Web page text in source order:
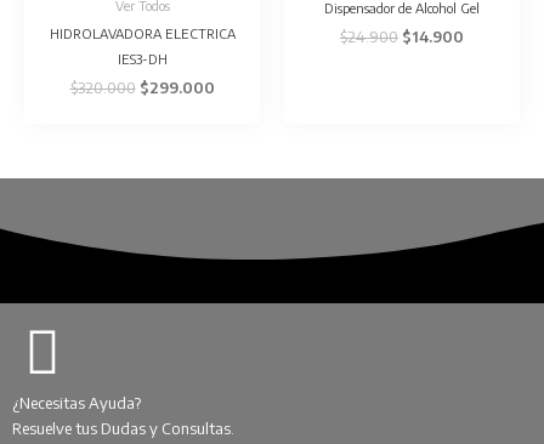
Ver Todos
HIDROLAVADORA ELECTRICA
IES3-DH
$320.000 $299.000
Dispensador de Alcohol Gel
$24.900
$24.900.
$14.900
$14.900.
¿Necesitas Ayuda?
Resuelve tus Dudas y Consultas.